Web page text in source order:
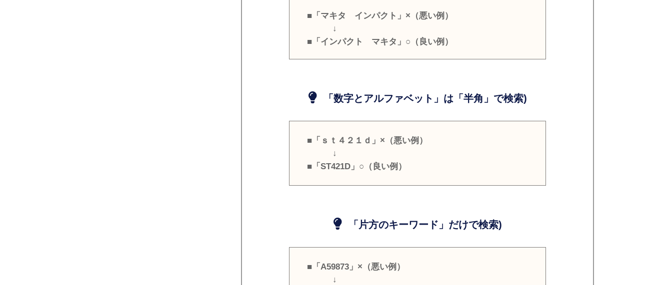
■「マキタ インパクト」×（悪い例）
↓
■「インパクト マキタ」○（良い例）
「数字とアルファベット」は「半角」で検索)
■「ｓｔ４２１ｄ」×（悪い例）
↓
■「ST421D」○（良い例）
「片方のキーワード」だけで検索)
■「A59873」×（悪い例）
↓